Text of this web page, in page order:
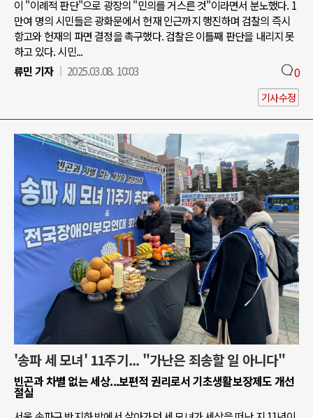
이 "이례적 판단"으로 광장의 "민의를 거스른 것"이라면서 분노했다. 1
만여 명의 시민들은 광화문에서 헌재 인근까지 행진하며 검찰의 즉시
항고와 헌재의 파면 결정을 촉구했다. 검찰은 이틀째 판단을 내리지 못
하고 있다. 시민...
류민 기자
2025.03.08. 10:03 0
기사수정
'송파 세 모녀' 11주기... "가난은 죄송할 일 아니다"
빈곤과 차별 없는 세상...보편적 권리로서 기초생활보장제도 개선
절실